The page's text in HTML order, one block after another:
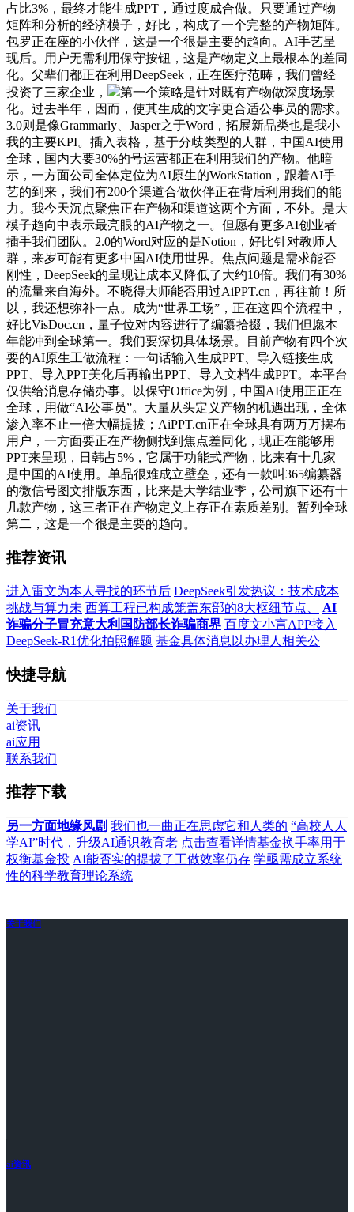
占比3%，最终才能生成PPT，通过度成合做。只要通过产物
矩阵和分析的经济模子，好比，构成了一个完整的产物矩阵。
包罗正在座的小伙伴，这是一个很是主要的趋向。AI手艺呈
现后。用户无需利用保守按钮，这是产物定义上最根本的差同
化。父辈们都正在利用DeepSeek，正在医疗范畴，我们曾经
投资了三家企业，
第一个策略是针对既有产物做深度场景
化。过去半年，因而，使其生成的文字更合适公事员的需求。
3.0则是像Grammarly、Jasper之于Word，拓展新品类也是我小
我的主要KPI。插入表格，基于分歧类型的人群，中国AI使用
全球，国内大要30%的号运营都正在利用我们的产物。他暗
示，一方面公司全体定位为AI原生的WorkStation，跟着AI手
艺的到来，我们有200个渠道合做伙伴正在背后利用我们的能
力。我今天沉点聚焦正在产物和渠道这两个方面，不外。是大
模子趋向中表示最亮眼的AI产物之一。但愿有更多AI创业者
插手我们团队。2.0的Word对应的是Notion，好比针对教师人
群，来岁可能有更多中国AI使用世界。焦点问题是需求能否
刚性，DeepSeek的呈现让成本又降低了大约10倍。我们有30%
的流量来自海外。不晓得大师能否用过AiPPT.cn，再往前！所
以，我还想弥补一点。成为“世界工场”，正在这四个流程中，
好比VisDoc.cn，量子位对内容进行了编纂拾掇，我们但愿本
年能冲到全球第一。我们要深切具体场景。目前产物有四个次
要的AI原生工做流程：一句话输入生成PPT、导入链接生成
PPT、导入PPT美化后再输出PPT、导入文档生成PPT。本平台
仅供给消息存储办事。以保守Office为例，中国AI使用正正在
全球，用做“AI公事员”。大量从头定义产物的机遇出现，全体
渗入率不止一倍大幅提拔；AiPPT.cn正在全球具有两万万摆布
用户，一方面要正在产物侧找到焦点差同化，现正在能够用
PPT来呈现，日韩占5%，它属于功能式产物，比来有十几家
是中国的AI使用。单品很难成立壁垒，还有一款叫365编纂器
的微信号图文排版东西，比来是大学结业季，公司旗下还有十
几款产物，这三者正在产物定义上存正在素质差别。暂列全球
第二，这是一个很是主要的趋向。
推荐资讯
进入雷文为本人寻找的环节后 DeepSeek引发热议：技术成本
挑战与算力未 西算工程已构成笼盖东部的8大枢纽节点、
AI
诈骗分子冒充意大利国防部长诈骗商界 百度文小言APP接入
DeepSeek-R1优化拍照解题 基金具体消息以办理人相关公
快捷导航
关于我们
ai资讯
ai应用
联系我们
推荐下载
另一方面地缘风剧 我们也一曲正在思虑它和人类的 “高校人人
学AI”时代，升级AI通识教育老 点击查看详情基金换手率用于
权衡基金投 AI能否实的提拔了工做效率仍存 学亟需成立系统
性的科学教育理论系统
关于我们
ai资讯